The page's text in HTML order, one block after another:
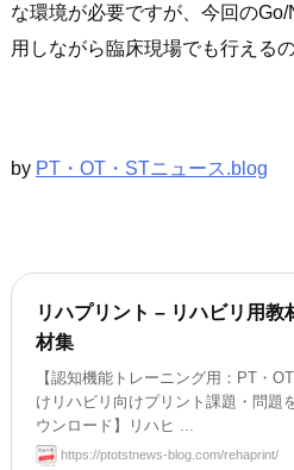
な環境が必要ですが、今回の
用しながら臨床現場でも行える
by PT・OT・STニュース.blog
リハプリント – リハビリ用教
材集
【認知機能トレーニング用：PT・
けリハビリ向けプリント課題・問題
ウンロード】リハヒ ...
https://ptotstnews-blog.com/rehaprint/